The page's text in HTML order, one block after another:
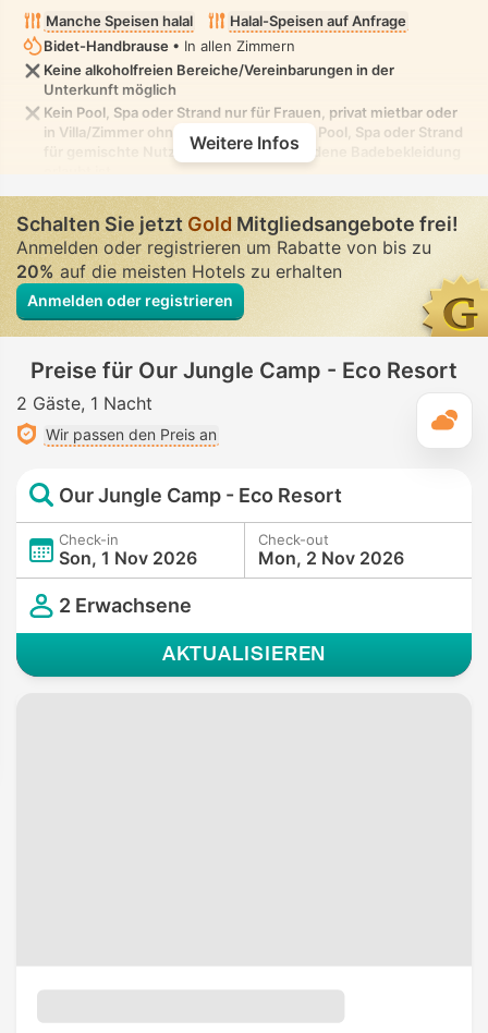
Manche Speisen halal
Halal-Speisen auf Anfrage
Bidet-Handbrause • In allen Zimmern
Keine alkoholfreien Bereiche/Vereinbarungen in der
Unterkunft möglich
Kein Pool, Spa oder Strand nur für Frauen, privat mietbar oder
in Villa/Zimmer ohne Einsehbarkeit. Kein Pool, Spa oder Strand
für gemischte Nutzung, in dem bescheidene Badebekleidung
Weitere Infos
Schalten Sie jetztGold Mitgliedsangebote frei!
Anmelden oder registrieren um Rabatte von bis zu
20%auf die meisten Hotels zu erhalten
Anmelden oder registrieren
Preise für Our Jungle Camp - Eco Resort
2 Gäste 1 Nacht
Wir passen den Preis an
Our Jungle Camp - Eco Resort
Check-in
Son, 1 Nov 2026
Check-out
Mon, 2 Nov 2026
2 Erwachsene
AKTUALISIEREN